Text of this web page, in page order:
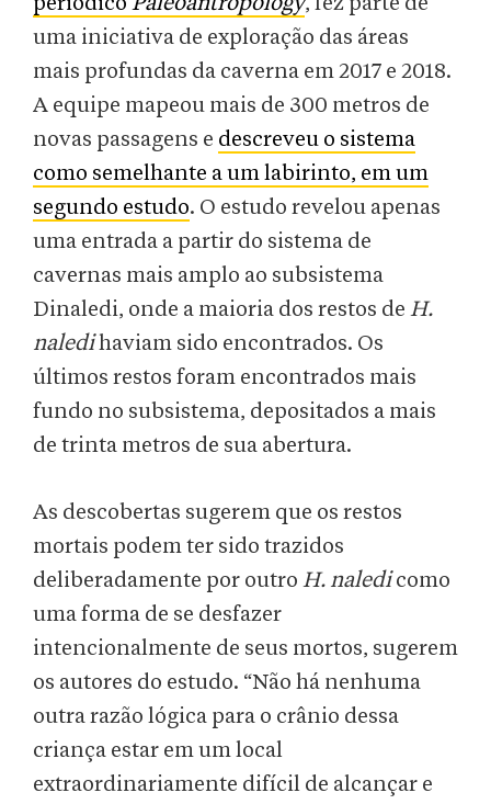
uma iniciativa de exploração das áreas
mais profundas da caverna em 2017 e 2018.
A equipe mapeou mais de 300 metros de
novas passagens e descreveu o sistema
como semelhante a um labirinto, em um
segundo estudo. O estudo revelou apenas
uma entrada a partir do sistema de
cavernas mais amplo ao subsistema
Dinaledi, onde a maioria dos restos de H.
naledihaviam sido encontrados. Os
últimos restos foram encontrados mais
fundo no subsistema, depositados a mais
de trinta metros de sua abertura.
As descobertas sugerem que os restos
mortais podem ter sido trazidos
deliberadamente por outro H. naledicomo
uma forma de se desfazer
intencionalmente de seus mortos, sugerem
os autores do estudo. “Não há nenhuma
outra razão lógica para o crânio dessa
criança estar em um local
extraordinariamente difícil de alcançar e